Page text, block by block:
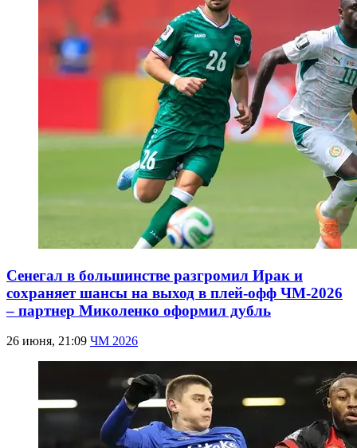
Сенегал в большинстве разгромил Ирак и
сохраняет шансы на выход в плей-офф ЧМ-2026
– партнер Миколенко оформил дубль
26 июня, 21:09 ЧМ 2026